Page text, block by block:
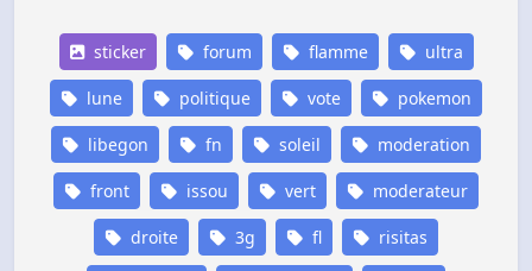
sticker forum flamme ultra
lune politique vote pokemon
libegon fn soleil moderation
front issou vert moderateur
droite 3g fl risitas